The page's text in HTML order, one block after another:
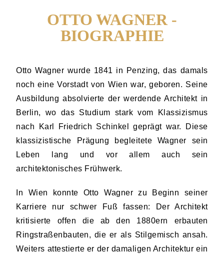
OTTO WAGNER -
BIOGRAPHIE
Otto Wagner wurde 1841 in Penzing, das damals
noch eine Vorstadt von Wien war, geboren. Seine
Ausbildung absolvierte der werdende Architekt in
Berlin, wo das Studium stark vom Klassizismus
nach Karl Friedrich Schinkel geprägt war. Diese
klassizistische Prägung begleitete Wagner sein
Leben lang und vor allem auch sein
architektonisches Frühwerk.
In Wien konnte Otto Wagner zu Beginn seiner
Karriere nur schwer Fuß fassen: Der Architekt
kritisierte offen die ab den 1880ern erbauten
Ringstraßenbauten, die er als Stilgemisch ansah.
Weiters attestierte er der damaligen Architektur ein